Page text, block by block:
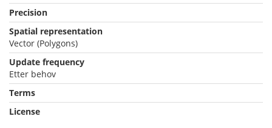
Precision
Spatial representation
Vector (Polygons)
Update frequency
Etter behov
Terms
License